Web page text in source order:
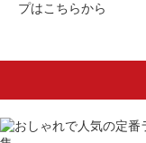
プはこちらから